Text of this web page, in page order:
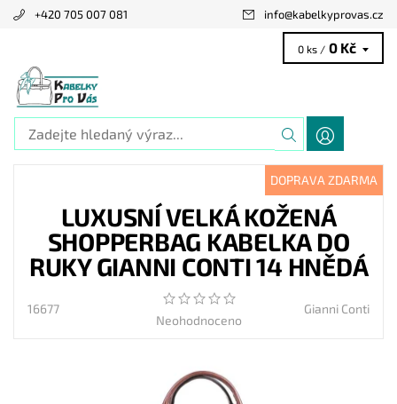
+420 705 007 081 info@kabelkyprovas.cz
0 ks / 0 Kč
DOPRAVA ZDARMA
LUXUSNÍ VELKÁ KOŽENÁ
SHOPPERBAG KABELKA DO
RUKY GIANNI CONTI 14 HNĚDÁ
16677
Neohodnoceno
Gianni Conti